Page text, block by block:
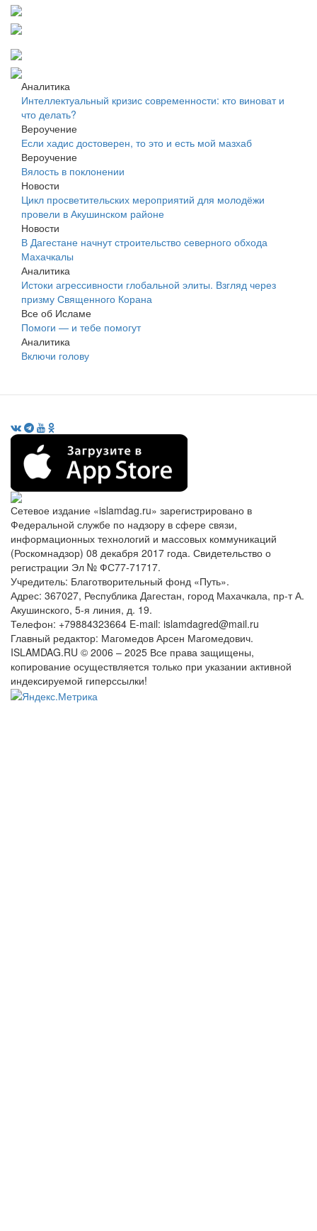
Аналитика
Интеллектуальный кризис современности: кто виноват и
что делать?
Вероучение
Если хадис достоверен, то это и есть мой мазхаб
Вероучение
Вялость в поклонении
Новости
Цикл просветительских мероприятий для молодёжи
провели в Акушинском районе
Новости
В Дагестане начнут строительство северного обхода
Махачкалы
Аналитика
Истоки агрессивности глобальной элиты. Взгляд через
призму Священного Корана
Все об Исламе
Помоги — и тебе помогут
Аналитика
Включи голову
Сетевое издание «islamdag.ru» зарегистрировано в
Федеральной службе по надзору в сфере связи,
информационных технологий и массовых коммуникаций
(Роскомнадзор) 08 декабря 2017 года. Свидетельство о
регистрации Эл № ФС77-71717.
Учредитель: Благотворительный фонд «Путь».
Адрес: 367027, Республика Дагестан, город Махачкала, пр-т А.
Акушинского, 5-я линия, д. 19.
Телефон: +79884323664 E-mail: islamdagred@mail.ru
Главный редактор: Магомедов Арсен Магомедович.
ISLAMDAG.RU © 2006 – 2025 Все права защищены,
копирование осуществляется только при указании активной
индексируемой гиперссылки!